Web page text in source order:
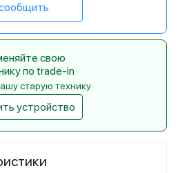
свою
по trade-in
старую технику
устройство